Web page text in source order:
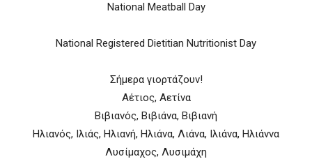
National Meatball Day
National Registered Dietitian Nutritionist Day
Σήμερα γιορτάζουν!
Αέτιος, Αετίνα
Βιβιανός, Βιβιάνα, Βιβιανή
Ηλιανός, Ιλιάς, Ηλιανή, Ηλιάνα, Λιάνα, Ιλιάνα, Ηλιάννα
Λυσίμαχος, Λυσιμάχη